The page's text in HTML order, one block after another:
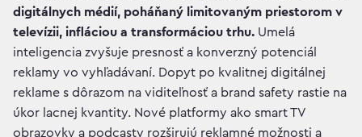
digitálnych médií, poháňaný limitovaným priestorom v
televízii, infláciou a transformáciou trhu. Umelá
inteligencia zvyšuje presnosť a konverzný potenciál
reklamy vo vyhľadávaní. Dopyt po kvalitnej digitálnej
reklame s dôrazom na viditeľnosť a brand safety rastie na
úkor lacnej kvantity. Nové platformy ako smart TV
obrazovky a podcasty rozširujú reklamné možnosti a